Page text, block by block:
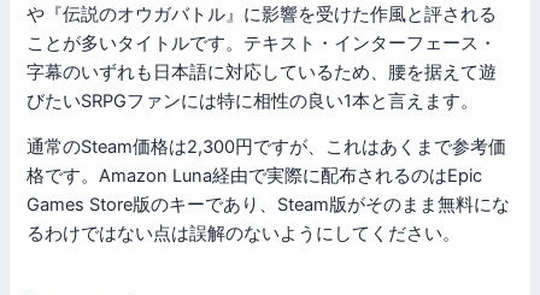
や『伝説のオウガバトル』に影響を受けた作風と評される
ことが多いタイトルです。テキスト・インターフェース・
字幕のいずれも日本語に対応しているため、腰を据えて遊
びたいSRPGファンには特に相性の良い1本と言えます。
通常のSteam価格は2,300円ですが、これはあくまで参考価
格です。Amazon Luna経由で実際に配布されるのはEpic
Games Store版のキーであり、Steam版がそのまま無料にな
るわけではない点は誤解のないようにしてください。